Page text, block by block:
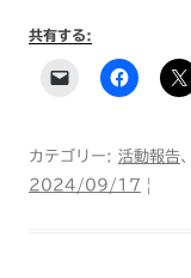
共有する:
カテゴリー: 活動報告、
2024/09/17 |